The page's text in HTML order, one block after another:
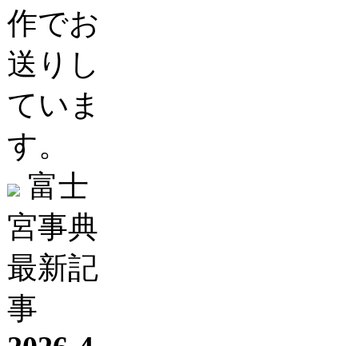
作でお
送りし
ていま
す。
富士
宮事典
最新記
事